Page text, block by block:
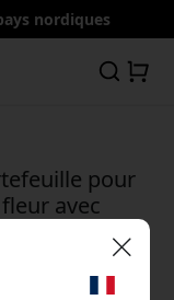
nordiques
pour
avec
pour
: